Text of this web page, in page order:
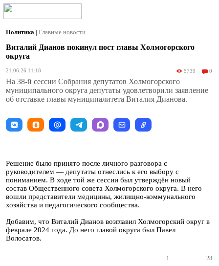
Политика | Главные новости
Виталий Дианов покинул пост главы Холмогорского
округа
21.06.26 11:18 5739 0
На 38-й сессии Собрания депутатов Холмогорского
муниципального округа депутаты удовлетворили заявление
об отставке главы муниципалитета Виталия Дианова.
Решение было принято после личного разговора с
руководителем — депутаты отнеслись к его выбору с
пониманием. В ходе той же сессии был утверждён новый
состав Общественного совета Холмогорского округа. В него
вошли представители медицины, жилищно-коммунального
хозяйства и педагогического сообщества.
Добавим, что Виталий Дианов возглавил Холмогорский округ в
феврале 2024 года. До него главой округа был Павел
Волосатов.
1 28